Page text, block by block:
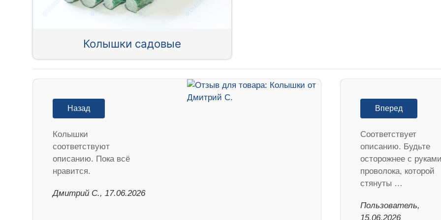
Колышки садовые
Назад
Колышки
соответствуют
описанию. Пока всё
нравится.
Дмитрий С., 17.06.2026
Вперед
Соответствует
описанию. Будьте
осторожнее с
проволока, которой
стянуты …
Пользователь,
15.06.2026